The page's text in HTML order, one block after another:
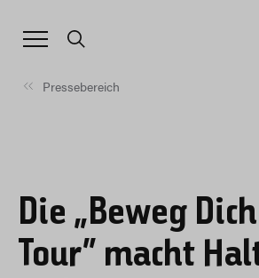
Pressebereich
Die „Beweg
Tour“ macht